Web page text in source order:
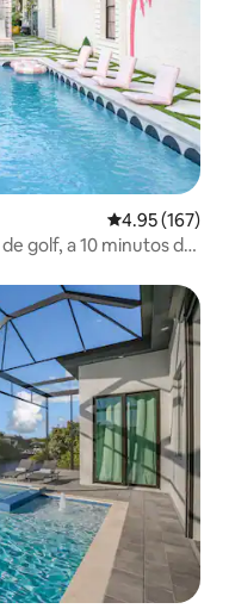
Calificación
4.95 (167)
golf, a 10 minutos de